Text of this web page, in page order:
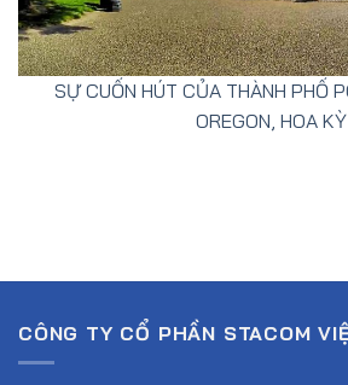
SỰ CUỐN HÚT CỦA THÀNH PHỐ
OREGON, HOA KỲ
CÔNG TY CỔ PHẦN STACOM